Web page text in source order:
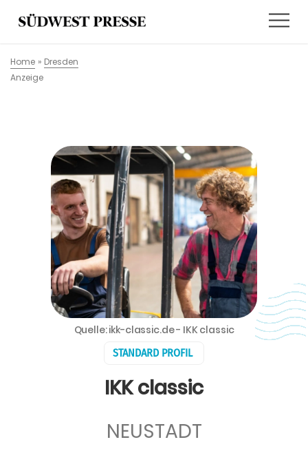
Home » Dresden
Anzeige
STANDARD PROFIL
IKK classic
NEUSTADT
Quelle: ikk-classic.de - IKK classic